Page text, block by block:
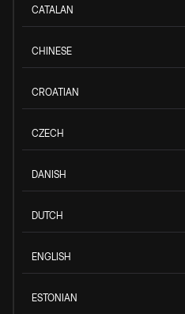
CATALAN
CHINESE
CROATIAN
CZECH
DANISH
DUTCH
ENGLISH
ESTONIAN